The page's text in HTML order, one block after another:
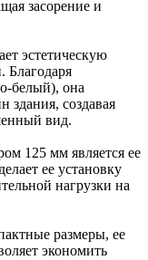
засорение и
эстетическую
Благодаря
белый), она
здания, создавая
вид.
125 мм является ее
ее установку
нагрузки на
размеры, ее
экономить